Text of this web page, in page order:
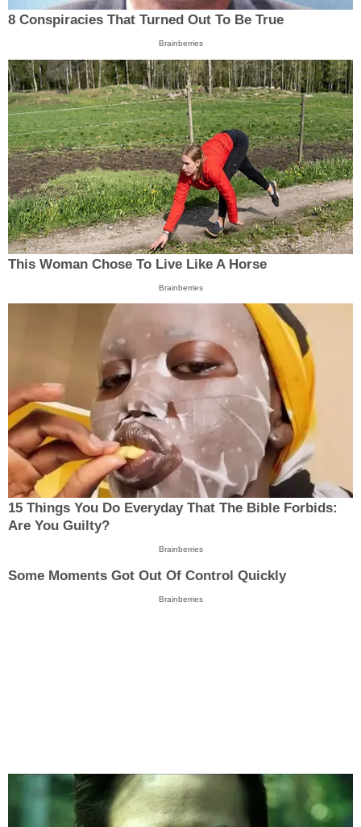
8 Conspiracies That Turned Out To Be True
Brainberries
This Woman Chose To Live Like A Horse
Brainberries
15 Things You Do Everyday That The Bible Forbids:
Are You Guilty?
Brainberries
Some Moments Got Out Of Control Quickly
Brainberries